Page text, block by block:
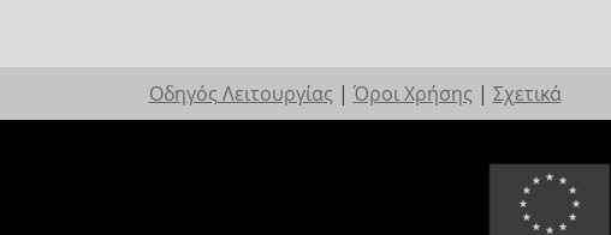
Οδηγός Λειτουργίας | Όροι Χρήσης | Σχετικά